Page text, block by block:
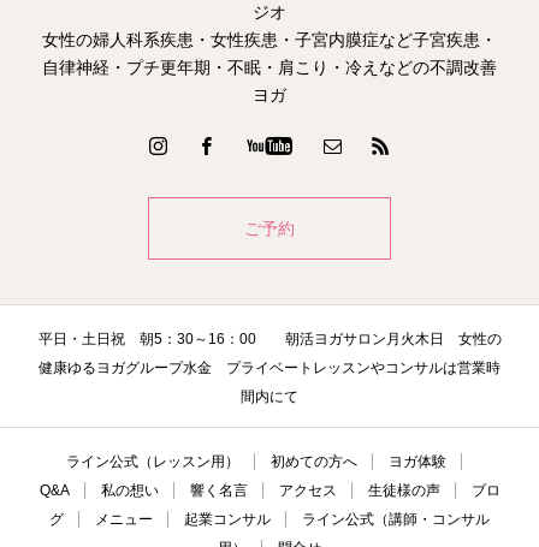
ジオ
女性の婦人科系疾患・女性疾患・子宮内膜症など子宮疾患・
自律神経・プチ更年期・不眠・肩こり・冷えなどの不調改善
ヨガ
ご予約
平日・土日祝 朝5：30～16：00 朝活ヨガサロン月火木日 女性の
健康ゆるヨガグループ水金 プライベートレッスンやコンサルは営業時
間内にて
ライン公式（レッスン用） 初めての方へ
ヨガ体験
Q&A
私の想い 響く名言 アクセス 生徒様の声
ブロ
グ
メニュー 起業コンサル
ライン公式（講師・コンサル